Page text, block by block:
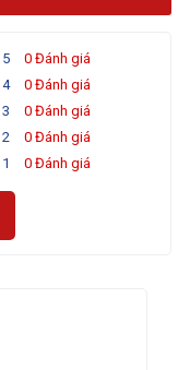
5
0 Đánh giá
4
0 Đánh giá
3
0 Đánh giá
2
0 Đánh giá
1
0 Đánh giá